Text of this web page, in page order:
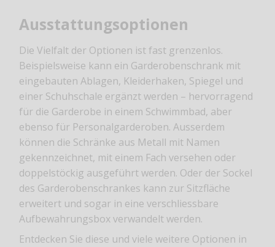
Ausstattungsoptionen
Die Vielfalt der Optionen ist fast grenzenlos.
Beispielsweise kann ein Garderobenschrank mit
eingebauten Ablagen, Kleiderhaken, Spiegel und
einer Schuhschale ergänzt werden – hervorragend
für die Garderobe in einem Schwimmbad, aber
ebenso für Personalgarderoben. Ausserdem
können die Schränke aus Metall mit Namen
gekennzeichnet, mit einem Fach versehen oder
doppelstöckig ausgeführt werden. Oder der Sockel
des Garderobenschrankes kann zur Sitzfläche
erweitert und sogar in eine verschliessbare
Aufbewahrungsbox verwandelt werden.
Entdecken Sie diese und viele weitere Optionen in